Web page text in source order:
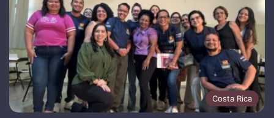
Costa Rica